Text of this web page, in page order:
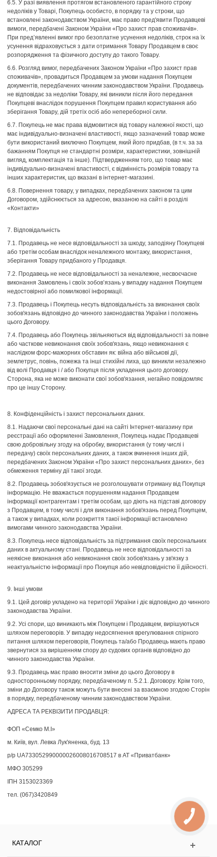
6.5. У разі виявлення протягом встановленого гарантійного строку
недоліків у Товарі, Покупець особисто, в порядку та у строки, що
встановлені законодавством України, має право пред'явити Продавцеві
вимоги, передбачені Законом України «Про захист прав споживачів».
При пред’явленні вимог про безоплатне усунення недоліків, строк на їх
усунення відраховується з дати отримання Товару Продавцем в своє
розпорядження та фізичного доступу до такого Товару.
6.6. Розгляд вимог, передбачених Законом України «Про захист прав
споживачів», провадиться Продавцем за умови надання Покупцем
документів, передбачених чинним законодавством України. Продавець
не відповідає за недоліки Товару, які виникли після його передання
Покупцеві внаслідок порушення Покупцем правил користування або
зберігання Товару, дій третіх осіб або непереборної сили.
6.7. Покупець не має права відмовитися від товару належної якості, що
має індивідуально-визначені властивості, якщо зазначений товар може
бути використаний виключно Покупцем, який його придбав, (в т.ч. за за
бажанням Покупця не стандартні розміри, характеристики, зовнішній
вигляд, комплектація та інше). Підтвердженням того, що товар має
індивідуально-визначені властивості, є відмінність розмірів товару та
інших характеристик, що вказані в інтернет-магазині.
6.8. Повернення товару, у випадках, передбачених законом та цим
Договором, здійснюється за адресою, вказаною на сайті в розділі
«Контакти»
7. Відповідальність
7.1. Продавець не несе відповідальності за шкоду, заподіяну Покупцеві
або третім особам внаслідок неналежного монтажу, використання,
зберігання Товару придбаного у Продавця.
7.2. Продавець не несе відповідальності за неналежне, несвоєчасне
виконання Замовлень і своїх зобов’язань у випадку надання Покупцем
недостовірної або помилкової інформації.
7.3. Продавець і Покупець несуть відповідальність за виконання своїх
зобов'язань відповідно до чинного законодавства України і положень
цього Договору.
7.4. Продавець або Покупець звільняються від відповідальності за повне
або часткове невиконання своїх зобов'язань, якщо невиконання є
наслідком форс-мажорних обставин як: війна або військові дії,
землетрус, повінь, пожежа та інші стихійні лиха, що виникли незалежно
від волі Продавця і / або Покупця після укладення цього договору.
Сторона, яка не може виконати свої зобов'язання, негайно повідомляє
про це іншу Сторону.
8. Конфіденційність і захист персональних даних.
8.1. Надаючи свої персональні дані на сайті Інтернет-магазину при
реєстрації або оформленні Замовлення, Покупець надає Продавцеві
свою добровільну згоду на обробку, використання (у тому числі і
передачу) своїх персональних даних, а також вчинення інших дій,
передбачених Законом України «Про захист персональних даних», без
обмеження терміну дії такої згоди.
8.2. Продавець зобов'язується не розголошувати отриману від Покупця
інформацію. Не вважається порушенням надання Продавцем
інформації контрагентам і третім особам, що діють на підставі договору
з Продавцем, в тому числі і для виконання зобов'язань перед Покупцем,
а також у випадках, коли розкриття такої інформації встановлено
вимогами чинного законодавства України.
8.3. Покупець несе відповідальність за підтримання своїх персональних
даних в актуальному стані. Продавець не несе відповідальності за
неякісне виконання або невиконання своїх зобов'язань у зв'язку з
неактуальністю інформації про Покупця або невідповідністю її дійсності.
9. Інші умови
9.1. Цей договір укладено на території України і діє відповідно до чинного
законодавства України.
9.2. Усі спори, що виникають між Покупцем і Продавцем, вирішуються
шляхом переговорів. У випадку недосягнення врегулювання спірного
питання шляхом переговорів, Покупець та/або Продавець мають право
звернутися за вирішенням спору до судових органів відповідно до
чинного законодавства України.
9.3. Продавець має право вносити зміни до цього Договору в
односторонньому порядку, передбаченому п. 5.2.1. Договору. Крім того,
зміни до Договору також можуть бути внесені за взаємною згодою Сторін
в порядку, передбаченому чинним законодавством України.
АДРЕСА ТА РЕКВІЗИТИ ПРОДАВЦЯ:
ФОП «Семко М.І»
м. Київ, вул. Левка Лук'яненка, буд. 13
р/р UA733052990000026008016708517 в АТ «Приватбанк»
МФО 305299
ІПН 3153023369
тел. (067)3420849
КАТАЛОГ